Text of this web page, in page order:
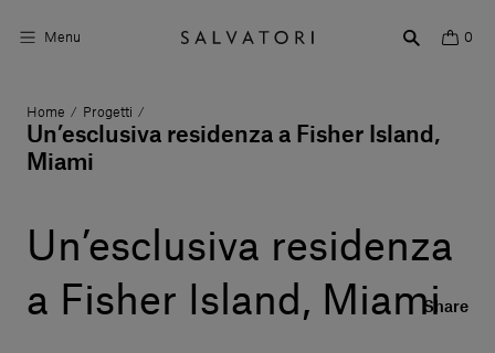
Menu 0
Superfici
Arredo bagno
Home / Progetti /
Un’esclusiva residenza a Fisher Island,
Miami
Un’esclusiva residenza
a Fisher Island, MiamiShare